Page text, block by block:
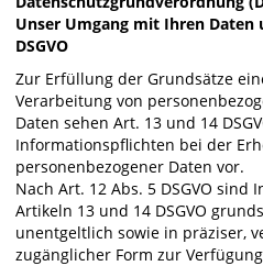
Unser Umgang mit Ihren Daten
DSGVO
Zur Erfüllung der Grundsätze
Verarbeitung von
Daten sehen Art. 13 und 14
Informationspflichten bei der
personenbezogener Daten vor.
Nach Art. 12 Abs. 5 DSGVO
Artikeln 13 und 14 DSGVO
unentgeltlich sowie in präziser,
zugänglicher Form zur